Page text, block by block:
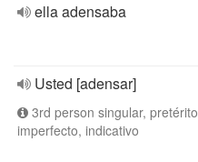
ella adensaba
Usted [adensar]
3rd person singular, pretérito
imperfecto, indicativo